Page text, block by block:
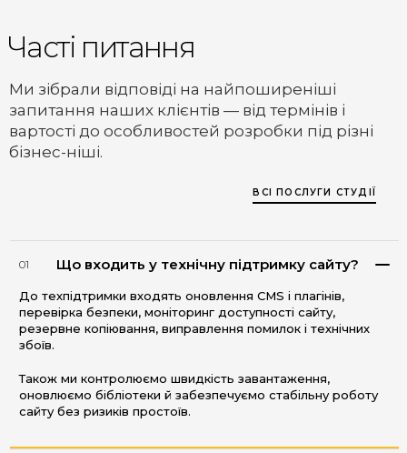
Часті питання
Ми зібрали відповіді на найпоширеніші
запитання наших клієнтів — від термінів і
вартості до особливостей розробки під різні
бізнес-ніші.
ВСІ ПОСЛУГИ СТУДІЇ
01 Що входить у технічну підтримку сайту?
До техпідтримки входять оновлення CMS і плагінів,
перевірка безпеки, моніторинг доступності сайту,
резервне копіювання, виправлення помилок і технічних
збоїв.
Також ми контролюємо швидкість завантаження,
оновлюємо бібліотеки й забезпечуємо стабільну роботу
сайту без ризиків простоїв.